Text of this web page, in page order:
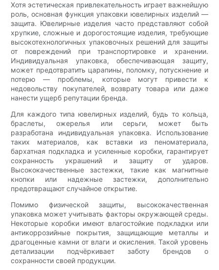
Хотя эстетическая привлекательность играет важнейшую
роль, основная функция упаковки ювелирных изделий —
защита. Ювелирные изделия часто представляют собой
хрупкие, сложные и дорогостоящие изделия, требующие
высокотехнологичных упаковочных решений для защиты
от повреждений при транспортировке и хранении.
Индивидуальная упаковка, обеспечивающая защиту,
может предотвратить царапины, поломку, потускнение и
потерю — проблемы, которые могут привести к
недовольству покупателей, возврату товара или даже
нанести ущерб репутации бренда.
Для каждого типа ювелирных изделий, будь то кольца,
браслеты, ожерелья или серьги, может быть
разработана индивидуальная упаковка. Использование
таких материалов, как вставки из пеноматериала,
бархатная подкладка и усиленные коробки, гарантирует
сохранность украшений и защиту от ударов.
Высококачественные застежки, такие как магнитные
кнопки или надежные застежки, дополнительно
предотвращают случайное открытие.
Помимо физической защиты, высококачественная
упаковка может учитывать факторы окружающей среды.
Некоторые коробки имеют влагостойкие подкладки или
антикоррозийные покрытия, защищающие металлы и
драгоценные камни от влаги и окисления. Такой уровень
детализации подчёркивает заботу брендов о
сохранности своей продукции.